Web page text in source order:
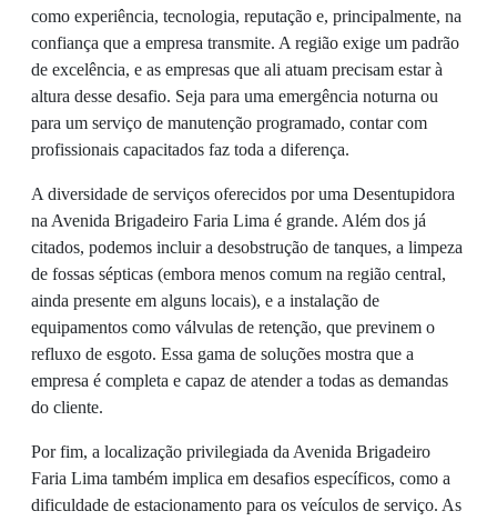
como experiência, tecnologia, reputação e, principalmente, na
confiança que a empresa transmite. A região exige um padrão
de excelência, e as empresas que ali atuam precisam estar à
altura desse desafio. Seja para uma emergência noturna ou
para um serviço de manutenção programado, contar com
profissionais capacitados faz toda a diferença.
A diversidade de serviços oferecidos por uma Desentupidora
na Avenida Brigadeiro Faria Lima é grande. Além dos já
citados, podemos incluir a desobstrução de tanques, a limpeza
de fossas sépticas (embora menos comum na região central,
ainda presente em alguns locais), e a instalação de
equipamentos como válvulas de retenção, que previnem o
refluxo de esgoto. Essa gama de soluções mostra que a
empresa é completa e capaz de atender a todas as demandas
do cliente.
Por fim, a localização privilegiada da Avenida Brigadeiro
Faria Lima também implica em desafios específicos, como a
dificuldade de estacionamento para os veículos de serviço. As